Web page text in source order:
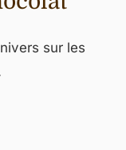
sur les